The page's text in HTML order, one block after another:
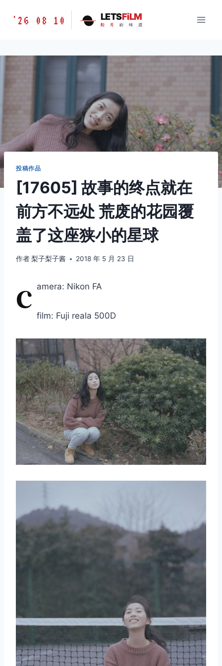
胶
味
'26 08 10 LETSFiLM
胶 片 的 味 道
投稿作品
[17605] 故事的终点就在
前方不远处 荒废的花园覆
盖了这座狭小的星球
作者梨子梨子酱 2018 年 5 月 23 日
c amera: Nikon FA
film: Fuji reala 500D